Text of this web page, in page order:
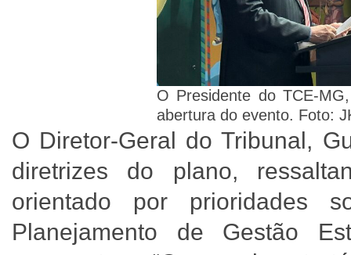
O Presidente do TCE-
abertura do evento. Foto:
O Diretor-Geral do Tribunal,
diretrizes do plano,
orientado por prioridades
Planejamento de Gestão